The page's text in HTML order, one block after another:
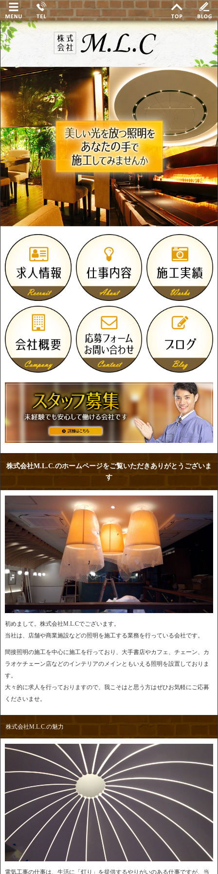
株式会社M.L.C.のホームページをご覧いただきありがとうございま
す
初めまして。株式会社M.L.Cでございます。
当社は、店舗や商業施設などの照明を施工する業務を行っている会社です。
間接照明の施工を中心に施工を行っており、大手書店やカフェ、チェーン、カ
ラオケチェーン店などのインテリアのメインともいえる照明を設置しておりま
す。
大々的に求人を行っておりますので、我こそはと思う方はぜひお気軽にご応募
くださいませ。
株式会社M.L.C.の魅力
電気工事の仕事は、生活に「灯り」を提供するやりがいのある仕事ですが、当